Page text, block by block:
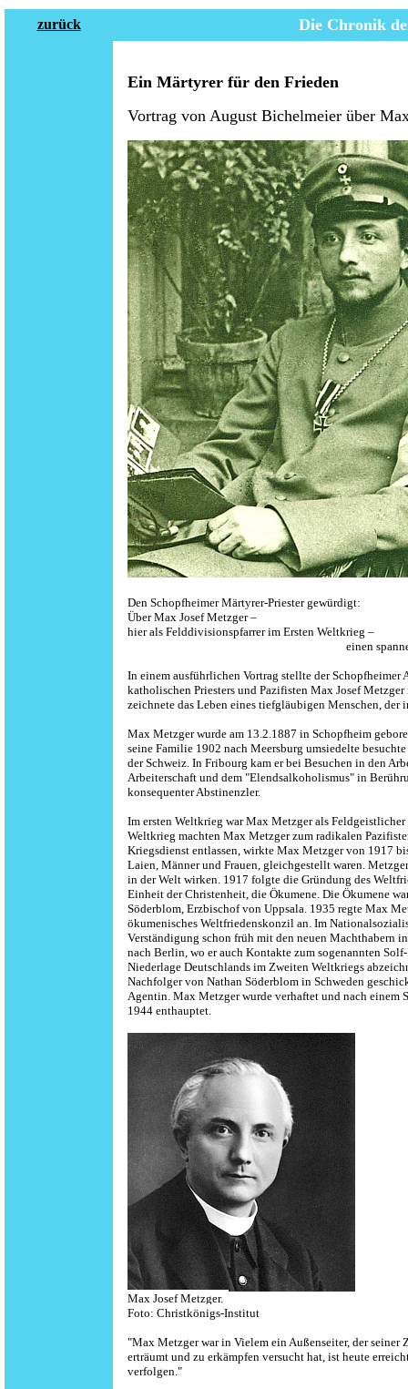
zurück Die Chronik
Ein Märtyrer für den Frieden
Vortrag von August Bichelmeier über
Den Schopfheimer Märtyrer-Priester gewürdigt:
Über Max Josef Metzger –
hier als Felddivisionspfarrer im Ersten Weltkrieg –
einen spannenden Vortrag.
In einem ausführlichen Vortrag stellte der
katholischen Priesters und Pazifisten Max Josef
zeichnete das Leben eines tiefgläubigen Menschen, der
Max Metzger wurde am 13.2.1887 in Schopfheim
seine Familie 1902 nach Meersburg umsiedelte
der Schweiz. In Fribourg kam er bei Besuchen in den
Arbeiterschaft und dem "Elendsalkoholismus" in
konsequenter Abstinenzler.
Im ersten Weltkrieg war Max Metzger als
Weltkrieg machten Max Metzger zum radikalen
Kriegsdienst entlassen, wirkte Max Metzger von 1917
Laien, Männer und Frauen, gleichgestellt waren.
in der Welt wirken. 1917 folgte die Gründung des
Einheit der Christenheit, die Ökumene. Die Ökumene
Söderblom, Erzbischof von Uppsala. 1935 regte Max
ökumenisches Weltfriedenskonzil an. Im
Verständigung schon früh mit den neuen Machthabern
nach Berlin, wo er auch Kontakte zum sogenannten
Niederlage Deutschlands im Zweiten Weltkriegs
Nachfolger von Nathan Söderblom in Schweden
Agentin. Max Metzger wurde verhaftet und nach einem
1944 enthauptet.
Max Josef Metzger.
Foto: Christkönigs-Institut
"Max Metzger war in Vielem ein Außenseiter, der
erträumt und zu erkämpfen versucht hat, ist heute
verfolgen."